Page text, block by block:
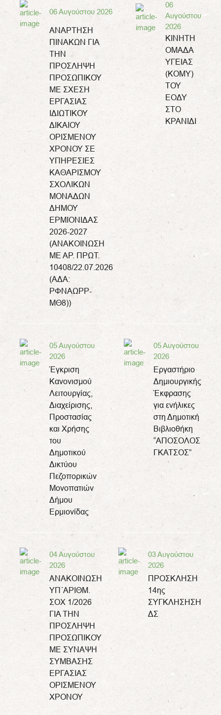
06 Αυγούστου 2026
ΑΝΑΡΤΗΣΗ
ΠΙΝΑΚΩΝ ΓΙΑ
ΤΗΝ
ΠΡΟΣΛΗΨΗ
ΠΡΟΣΩΠΙΚΟΥ
ΜΕ ΣΧΕΣΗ
ΕΡΓΑΣΙΑΣ
ΙΔΙΩΤΙΚΟΥ
ΔΙΚΑΙΟΥ
ΟΡΙΣΜΕΝΟΥ
ΧΡΟΝΟΥ ΣΕ
ΥΠΗΡΕΣΙΕΣ
ΚΑΘΑΡΙΣΜΟΥ
ΣΧΟΛΙΚΩΝ
ΜΟΝΑΔΩΝ
ΔΗΜΟΥ
ΕΡΜΙΟΝΙΔΑΣ
2026-2027
(ΑΝΑΚΟΙΝΩΣΗ
ΜΕ ΑΡ. ΠΡΩΤ.
10408/22.07.2026
(ΑΔΑ:
ΡΦΝΑΩΡΡ-
ΜΘ8))
06
Αυγούστου
2026
ΚΙΝΗΤΗ
ΟΜΑΔΑ
ΥΓΕΙΑΣ
(ΚΟΜΥ)
ΤΟΥ
ΕΟΔΥ
ΣΤΟ
ΚΡΑΝΙΔΙ
05 Αυγούστου
2026
Έγκριση
Κανονισμού
Λειτουργίας,
Διαχείρισης,
Προστασίας
και Χρήσης
του
Δημοτικού
Δικτύου
Πεζοπορικών
Μονοπατιών
Δήμου
Ερμιονίδας
05 Αυγούστου
2026
Εργαστήριο
Δημιουργικής
Έκφρασης
για ενήλικες
στη Δημοτική
Βιβλιοθήκη
“ΑΠΟΣΟΛΟΣ
ΓΚΑΤΣΟΣ”
04 Αυγούστου
2026
ΑΝΑΚΟΙΝΩΣΗ
ΥΠ΄ΑΡΙΘΜ.
ΣΟΧ 1/2026
ΓΙΑ ΤΗΝ
ΠΡΟΣΛΗΨΗ
ΠΡΟΣΩΠΙΚΟΥ
ΜΕ ΣΥΝΑΨΗ
ΣΥΜΒΑΣΗΣ
ΕΡΓΑΣΙΑΣ
ΟΡΙΣΜΕΝΟΥ
ΧΡΟΝΟΥ
03 Αυγούστου
2026
ΠΡΟΣΚΛΗΣΗ
14ης
ΣΥΓΚΛΗΣΗΣΗ
ΔΣ